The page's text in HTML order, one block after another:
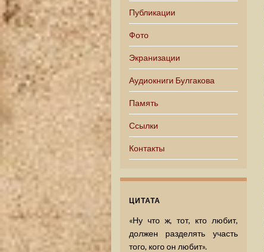
Публикации
Фото
Экранизации
Аудиокниги Булгакова
Память
Ссылки
Контакты
ЦИТАТА
«Ну что ж, тот, кто любит,
должен разделять участь
того, кого он любит».